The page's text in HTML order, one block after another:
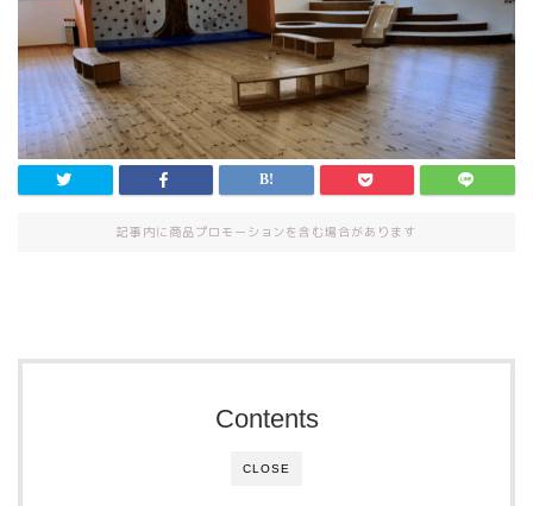
記事内に商品プロモーションを含む場合があります
CLOSE
Contents